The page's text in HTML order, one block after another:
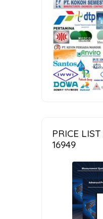
PRICE
16949